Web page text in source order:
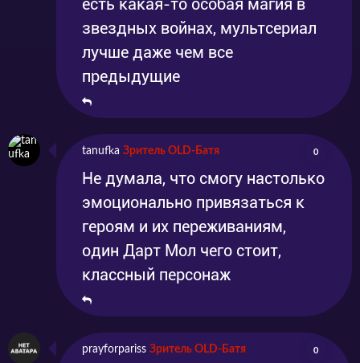
есть какая-то особая магия в
звездных войнах, мультсериал
лучше даже чем все
предыдущие
tanufka Зритель OLD-Батя 0
Не думала, что смогу настолько
эмоционально привязаться к
героям и их переживаниям,
один Дарт Мол чего стоит,
классный персонаж
prayforpariss Зритель OLD-Батя 0